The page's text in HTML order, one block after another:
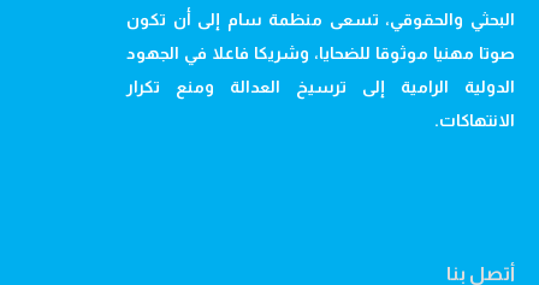
البحثي والحقوقي، تسعى منظمة سام إلى أن تكون
صوتا مهنيا موثوقا للضحايا، وشريكا فاعلا في الجهود
الدولية الرامية إلى ترسيخ العدالة ومنع تكرار
الانتهاكات.
أتصل بنا